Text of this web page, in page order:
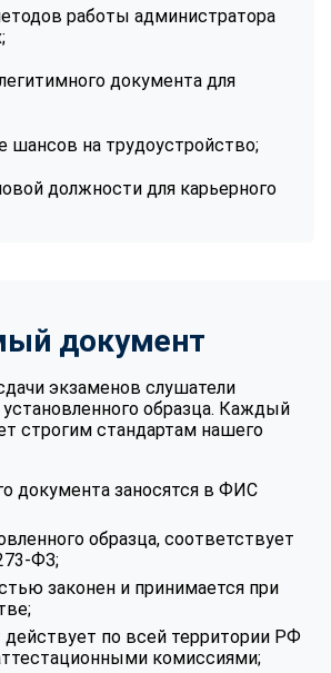
работы администратора
документа для
шансов на трудоустройство;
должности для карьерного
документ
экзаменов слушатели
образца. Каждый
строгим стандартам нашего
документа заносятся в ФИС
образца, соответствует
ФЗ;
законен и принимается при
по всей территории РФ
комиссиями;